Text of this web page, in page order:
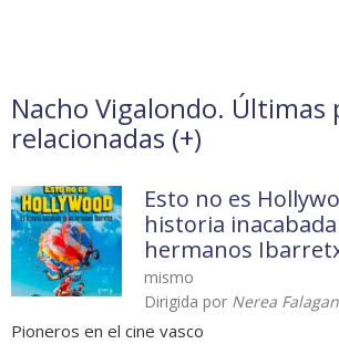
Nacho Vigalondo. Últimas
relacionadas (+)
Esto no es
historia
hermanos
mismo
Dirigida por Nerea
Pioneros en el cine vasco